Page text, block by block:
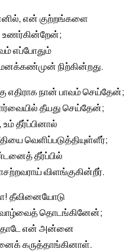
என் குற்றங்களை
உணர்கின்றேன்;
எப்போதும்
நிற்கின்றது.
எதிராக நான் பாவம் செய்தேன்;
தீயது செய்தேன்;
தீர்ப்பினால்
வெளிப்படுத்தியுள்ளீர்;
தீர்ப்பில்
விளங்குகின்றீர்.
தீவினையோடு
தொடங்கினேன்;
என் அன்னை
கருத்தாங்கினாள்.